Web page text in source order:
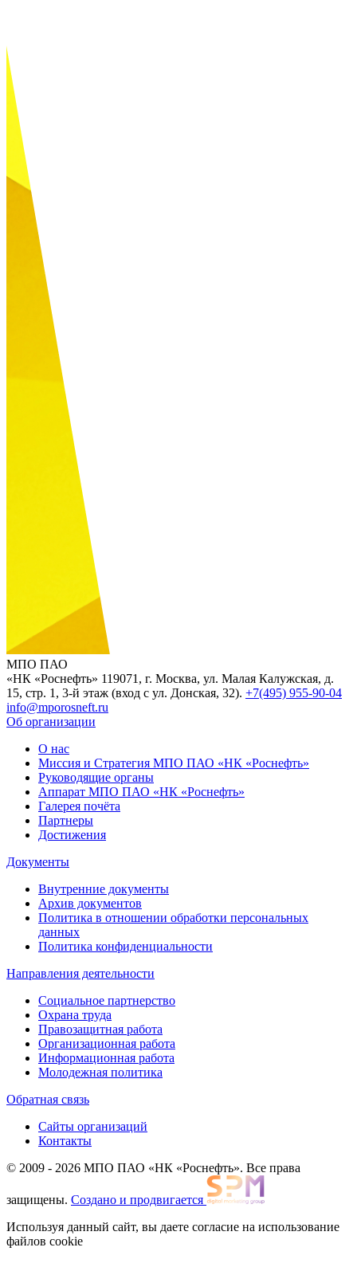
МПО ПАО
«НК «Роснефть» 119071, г. Москва, ул. Малая Калужская, д.
15, стр. 1, 3-й этаж (вход с ул. Донская, 32). +7(495) 955-90-04
info@mporosneft.ru
Об организации
О нас
Миссия и Стратегия МПО ПАО «НК «Роснефть»
Руководящие органы
Аппарат МПО ПАО «НК «Роснефть»
Галерея почёта
Партнеры
Достижения
Документы
Внутренние документы
Архив документов
Политика в отношении обработки персональных
данных
Политика конфиденциальности
Направления деятельности
Социальное партнерство
Охрана труда
Правозащитная работа
Организационная работа
Информационная работа
Молодежная политика
Обратная связь
Сайты организаций
Контакты
© 2009 - 2026 МПО ПАО «НК «Роснефть». Все права
защищены. Создано и продвигается
Используя данный сайт, вы даете согласие на использование
файлов cookie